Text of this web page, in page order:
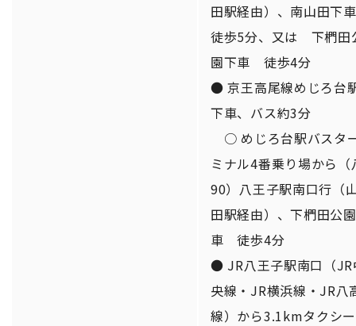
田駅経由）、南山田
徒歩5分、又は 下椚田
園下車 徒歩4分
● 京王高尾線めじろ台
下車、バス約3分
○ めじろ台駅バスタ
ミナル4番乗り場から（
90）八王子駅南口行（
田駅経由）、下椚田公
車 徒歩4分
● JR八王子駅南口（JR
央線・JR横浜線・JR八
線）から3.1kmタクシ